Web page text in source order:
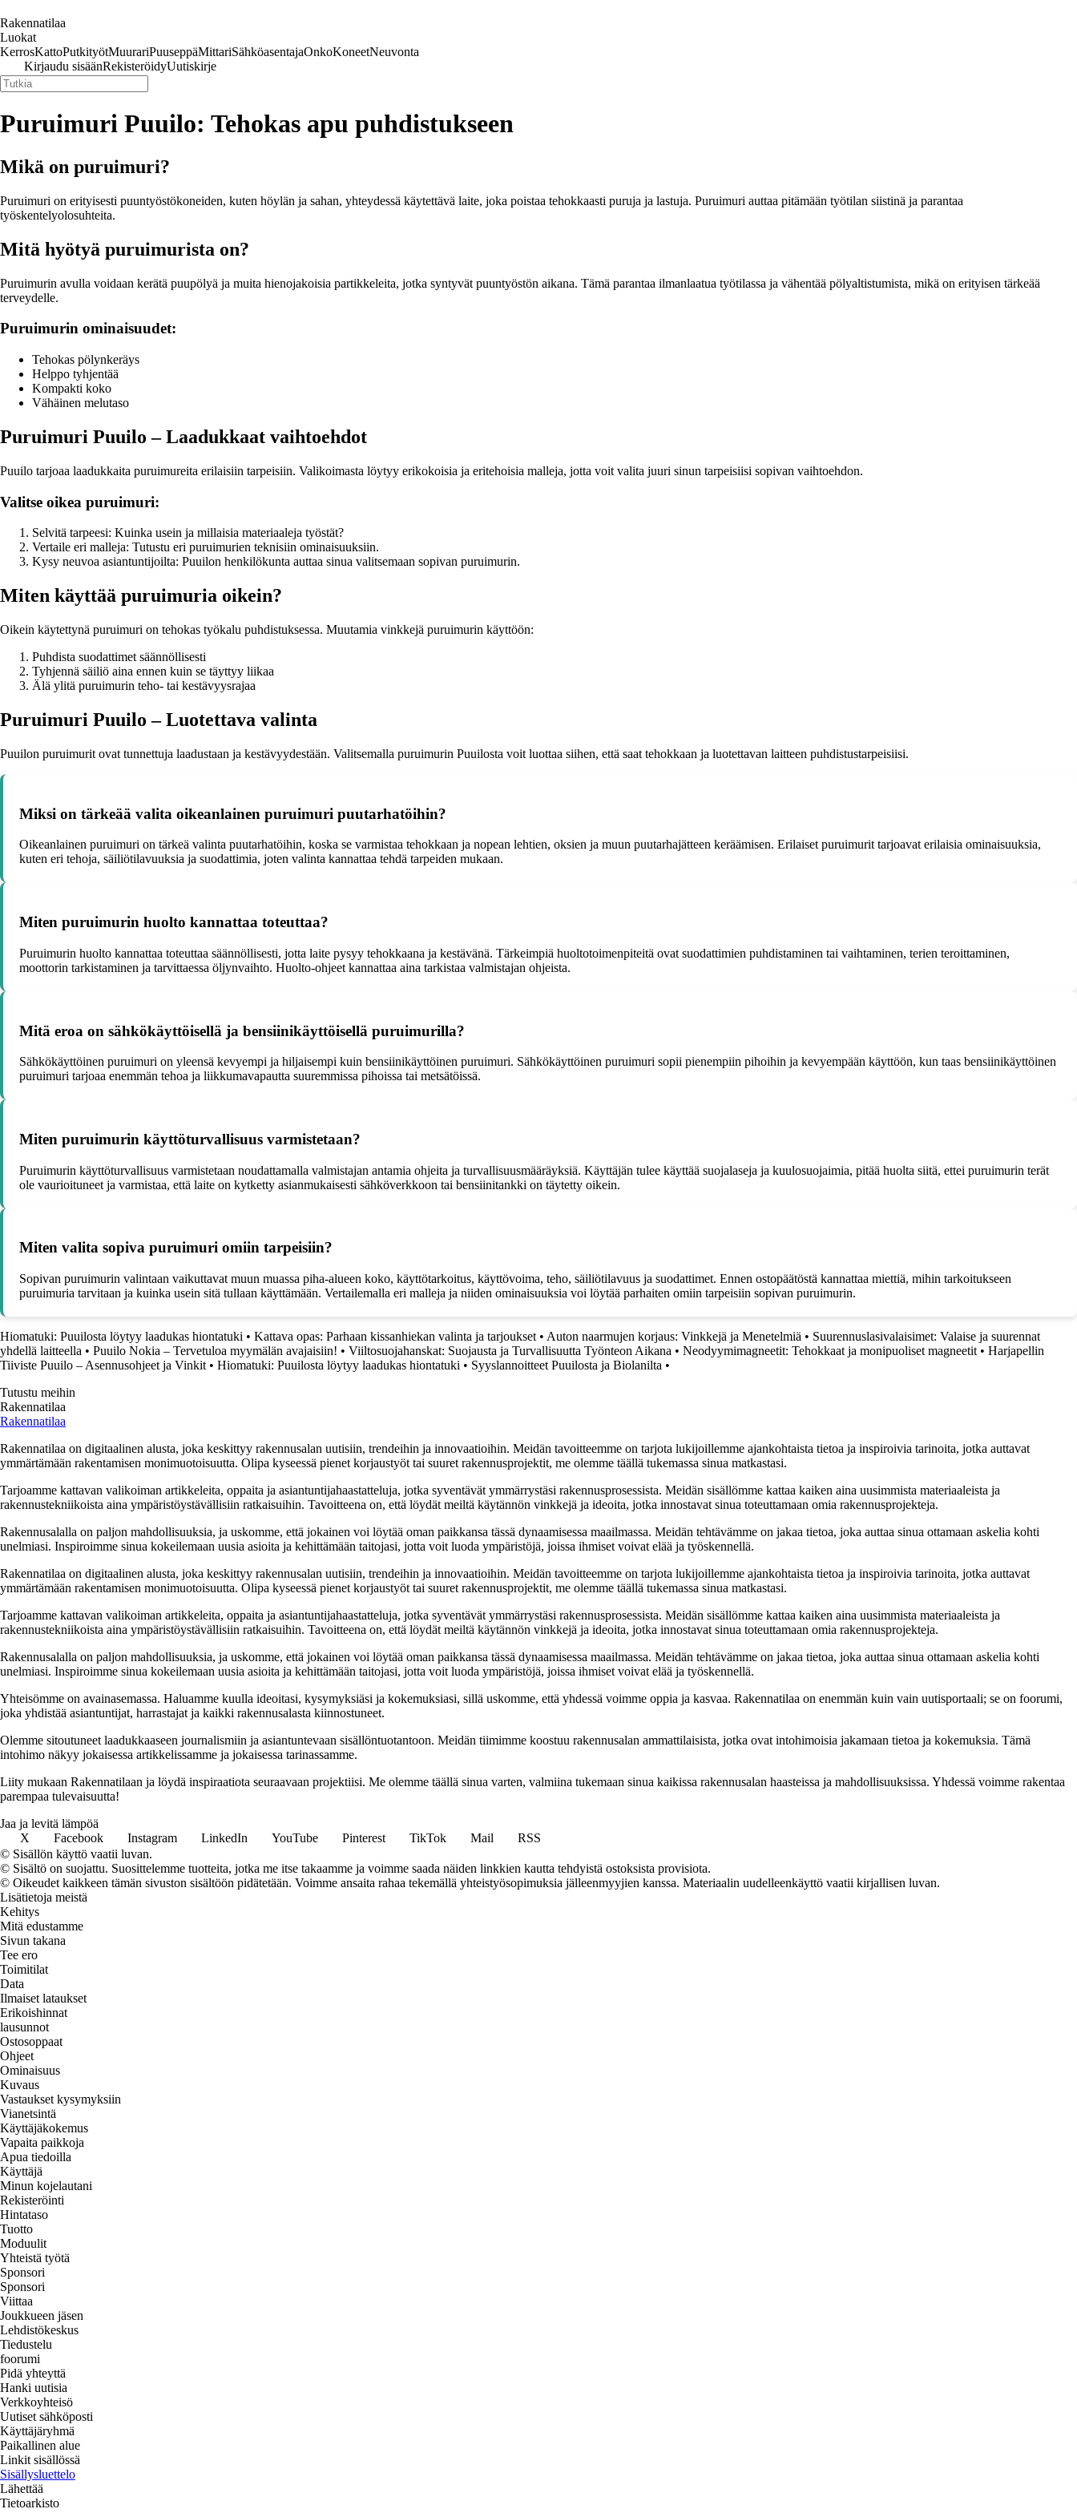
Rakennatilaa
Luokat
KerrosKattoPutkityötMuurariPuuseppäMittariSähköasentajaOnkoKoneetNeuvonta
Kirjaudu sisäänRekisteröidyUutiskirje
Puruimuri Puuilo: Tehokas apu puhdistukseen
Mikä on puruimuri?
Puruimuri on erityisesti puuntyöstökoneiden, kuten höylän ja sahan, yhteydessä käytettävä laite, joka poistaa tehokkaasti puruja ja lastuja. Puruimuri auttaa pitämään työtilan siistinä ja parantaa
työskentelyolosuhteita.
Mitä hyötyä puruimurista on?
Puruimurin avulla voidaan kerätä puupölyä ja muita hienojakoisia partikkeleita, jotka syntyvät puuntyöstön aikana. Tämä parantaa ilmanlaatua työtilassa ja vähentää pölyaltistumista, mikä on erityisen tärkeää
terveydelle.
Puruimurin ominaisuudet:
Tehokas pölynkeräys
Helppo tyhjentää
Kompakti koko
Vähäinen melutaso
Puruimuri Puuilo – Laadukkaat vaihtoehdot
Puuilo tarjoaa laadukkaita puruimureita erilaisiin tarpeisiin. Valikoimasta löytyy erikokoisia ja eritehoisia malleja, jotta voit valita juuri sinun tarpeisiisi sopivan vaihtoehdon.
Valitse oikea puruimuri:
Selvitä tarpeesi: Kuinka usein ja millaisia materiaaleja työstät?
Vertaile eri malleja: Tutustu eri puruimurien teknisiin ominaisuuksiin.
Kysy neuvoa asiantuntijoilta: Puuilon henkilökunta auttaa sinua valitsemaan sopivan puruimurin.
Miten käyttää puruimuria oikein?
Oikein käytettynä puruimuri on tehokas työkalu puhdistuksessa. Muutamia vinkkejä puruimurin käyttöön:
Puhdista suodattimet säännöllisesti
Tyhjennä säiliö aina ennen kuin se täyttyy liikaa
Älä ylitä puruimurin teho- tai kestävyysrajaa
Puruimuri Puuilo – Luotettava valinta
Puuilon puruimurit ovat tunnettuja laadustaan ja kestävyydestään. Valitsemalla puruimurin Puuilosta voit luottaa siihen, että saat tehokkaan ja luotettavan laitteen puhdistustarpeisiisi.
Miksi on tärkeää valita oikeanlainen puruimuri puutarhatöihin?
Oikeanlainen puruimuri on tärkeä valinta puutarhatöihin, koska se varmistaa tehokkaan ja nopean lehtien, oksien ja muun puutarhajätteen keräämisen. Erilaiset puruimurit tarjoavat erilaisia ominaisuuksia,
kuten eri tehoja, säiliötilavuuksia ja suodattimia, joten valinta kannattaa tehdä tarpeiden mukaan.
Miten puruimurin huolto kannattaa toteuttaa?
Puruimurin huolto kannattaa toteuttaa säännöllisesti, jotta laite pysyy tehokkaana ja kestävänä. Tärkeimpiä huoltotoimenpiteitä ovat suodattimien puhdistaminen tai vaihtaminen, terien teroittaminen,
moottorin tarkistaminen ja tarvittaessa öljynvaihto. Huolto-ohjeet kannattaa aina tarkistaa valmistajan ohjeista.
Mitä eroa on sähkökäyttöisellä ja bensiinikäyttöisellä puruimurilla?
Sähkökäyttöinen puruimuri on yleensä kevyempi ja hiljaisempi kuin bensiinikäyttöinen puruimuri. Sähkökäyttöinen puruimuri sopii pienempiin pihoihin ja kevyempään käyttöön, kun taas bensiinikäyttöinen
puruimuri tarjoaa enemmän tehoa ja liikkumavapautta suuremmissa pihoissa tai metsätöissä.
Miten puruimurin käyttöturvallisuus varmistetaan?
Puruimurin käyttöturvallisuus varmistetaan noudattamalla valmistajan antamia ohjeita ja turvallisuusmääräyksiä. Käyttäjän tulee käyttää suojalaseja ja kuulosuojaimia, pitää huolta siitä, ettei puruimurin terät
ole vaurioituneet ja varmistaa, että laite on kytketty asianmukaisesti sähköverkkoon tai bensiinitankki on täytetty oikein.
Miten valita sopiva puruimuri omiin tarpeisiin?
Sopivan puruimurin valintaan vaikuttavat muun muassa piha-alueen koko, käyttötarkoitus, käyttövoima, teho, säiliötilavuus ja suodattimet. Ennen ostopäätöstä kannattaa miettiä, mihin tarkoitukseen
puruimuria tarvitaan ja kuinka usein sitä tullaan käyttämään. Vertailemalla eri malleja ja niiden ominaisuuksia voi löytää parhaiten omiin tarpeisiin sopivan puruimurin.
Hiomatuki: Puuilosta löytyy laadukas hiontatuki • Kattava opas: Parhaan kissanhiekan valinta ja tarjoukset • Auton naarmujen korjaus: Vinkkejä ja Menetelmiä • Suurennuslasivalaisimet: Valaise ja suurennat
yhdellä laitteella • Puuilo Nokia – Tervetuloa myymälän avajaisiin! • Viiltosuojahanskat: Suojausta ja Turvallisuutta Työnteon Aikana • Neodyymimagneetit: Tehokkaat ja monipuoliset magneetit • Harjapellin
Tiiviste Puuilo – Asennusohjeet ja Vinkit • Hiomatuki: Puuilosta löytyy laadukas hiontatuki • Syyslannoitteet Puuilosta ja Biolanilta •
Tutustu meihin
Rakennatilaa
Rakennatilaa
Rakennatilaa on digitaalinen alusta, joka keskittyy rakennusalan uutisiin, trendeihin ja innovaatioihin. Meidän tavoitteemme on tarjota lukijoillemme ajankohtaista tietoa ja inspiroivia tarinoita, jotka auttavat
ymmärtämään rakentamisen monimuotoisuutta. Olipa kyseessä pienet korjaustyöt tai suuret rakennusprojektit, me olemme täällä tukemassa sinua matkastasi.
Tarjoamme kattavan valikoiman artikkeleita, oppaita ja asiantuntijahaastatteluja, jotka syventävät ymmärrystäsi rakennusprosessista. Meidän sisällömme kattaa kaiken aina uusimmista materiaaleista ja
rakennustekniikoista aina ympäristöystävällisiin ratkaisuihin. Tavoitteena on, että löydät meiltä käytännön vinkkejä ja ideoita, jotka innostavat sinua toteuttamaan omia rakennusprojekteja.
Rakennusalalla on paljon mahdollisuuksia, ja uskomme, että jokainen voi löytää oman paikkansa tässä dynaamisessa maailmassa. Meidän tehtävämme on jakaa tietoa, joka auttaa sinua ottamaan askelia kohti
unelmiasi. Inspiroimme sinua kokeilemaan uusia asioita ja kehittämään taitojasi, jotta voit luoda ympäristöjä, joissa ihmiset voivat elää ja työskennellä.
Rakennatilaa on digitaalinen alusta, joka keskittyy rakennusalan uutisiin, trendeihin ja innovaatioihin. Meidän tavoitteemme on tarjota lukijoillemme ajankohtaista tietoa ja inspiroivia tarinoita, jotka auttavat
ymmärtämään rakentamisen monimuotoisuutta. Olipa kyseessä pienet korjaustyöt tai suuret rakennusprojektit, me olemme täällä tukemassa sinua matkastasi.
Tarjoamme kattavan valikoiman artikkeleita, oppaita ja asiantuntijahaastatteluja, jotka syventävät ymmärrystäsi rakennusprosessista. Meidän sisällömme kattaa kaiken aina uusimmista materiaaleista ja
rakennustekniikoista aina ympäristöystävällisiin ratkaisuihin. Tavoitteena on, että löydät meiltä käytännön vinkkejä ja ideoita, jotka innostavat sinua toteuttamaan omia rakennusprojekteja.
Rakennusalalla on paljon mahdollisuuksia, ja uskomme, että jokainen voi löytää oman paikkansa tässä dynaamisessa maailmassa. Meidän tehtävämme on jakaa tietoa, joka auttaa sinua ottamaan askelia kohti
unelmiasi. Inspiroimme sinua kokeilemaan uusia asioita ja kehittämään taitojasi, jotta voit luoda ympäristöjä, joissa ihmiset voivat elää ja työskennellä.
Yhteisömme on avainasemassa. Haluamme kuulla ideoitasi, kysymyksiäsi ja kokemuksiasi, sillä uskomme, että yhdessä voimme oppia ja kasvaa. Rakennatilaa on enemmän kuin vain uutisportaali; se on foorumi,
joka yhdistää asiantuntijat, harrastajat ja kaikki rakennusalasta kiinnostuneet.
Olemme sitoutuneet laadukkaaseen journalismiin ja asiantuntevaan sisällöntuotantoon. Meidän tiimimme koostuu rakennusalan ammattilaisista, jotka ovat intohimoisia jakamaan tietoa ja kokemuksia. Tämä
intohimo näkyy jokaisessa artikkelissamme ja jokaisessa tarinassamme.
Liity mukaan Rakennatilaan ja löydä inspiraatiota seuraavaan projektiisi. Me olemme täällä sinua varten, valmiina tukemaan sinua kaikissa rakennusalan haasteissa ja mahdollisuuksissa. Yhdessä voimme rakentaa
parempaa tulevaisuutta!
Jaa ja levitä lämpöä
X
Facebook Instagram LinkedIn YouTube Pinterest TikTok Mail
RSS
© Sisällön käyttö vaatii luvan.
© Sisältö on suojattu. Suosittelemme tuotteita, jotka me itse takaamme ja voimme saada näiden linkkien kautta tehdyistä ostoksista provisiota.
© Oikeudet kaikkeen tämän sivuston sisältöön pidätetään. Voimme ansaita rahaa tekemällä yhteistyösopimuksia jälleenmyyjien kanssa. Materiaalin uudelleenkäyttö vaatii kirjallisen luvan.
Lisätietoja meistä
Kehitys
Mitä edustamme
Sivun takana
Tee ero
Toimitilat
Data
Ilmaiset lataukset
Erikoishinnat
lausunnot
Ostosoppaat
Ohjeet
Ominaisuus
Kuvaus
Vastaukset kysymyksiin
Vianetsintä
Käyttäjäkokemus
Vapaita paikkoja
Apua tiedoilla
Käyttäjä
Minun kojelautani
Rekisteröinti
Hintataso
Tuotto
Moduulit
Yhteistä työtä
Sponsori
Sponsori
Viittaa
Joukkueen jäsen
Lehdistökeskus
Tiedustelu
foorumi
Pidä yhteyttä
Hanki uutisia
Verkkoyhteisö
Uutiset sähköposti
Käyttäjäryhmä
Paikallinen alue
Linkit sisällössä
Sisällysluettelo
Lähettää
Tietoarkisto